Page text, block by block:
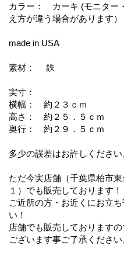
カラー： カーキ (モニター
え方が違う場合があります）
made in USA
素材： 鉄
実寸：
横幅： 約２３ｃｍ
高さ： 約２５．５ｃｍ
奥行： 約２９．５ｃｍ
多少の誤差はお許しください
ただ今実店舗（千葉県柏市
１）でも販売しております！
ご近所の方・お近くにお立
い！
店舗でも販売しております
ございます事ご了承ください